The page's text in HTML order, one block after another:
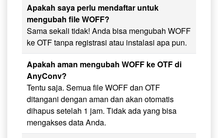
Apakah saya perlu mendaftar untuk
mengubah file WOFF?
Sama sekali tidak! Anda bisa mengubah WOFF
ke OTF tanpa registrasi atau instalasi apa pun.
Apakah aman mengubah WOFF ke OTF di
AnyConv?
Tentu saja. Semua file WOFF dan OTF
ditangani dengan aman dan akan otomatis
dihapus setelah 1 jam. Tidak ada yang bisa
mengakses data Anda.